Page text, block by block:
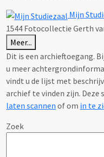
Mijn
1544 Fotocollectie Gerth
Meer...
Dit is een archieftoegang.
u meer
vindt u de lijst met
archief te vinden zijn. Deze
laten scannen of om in te
Zoek